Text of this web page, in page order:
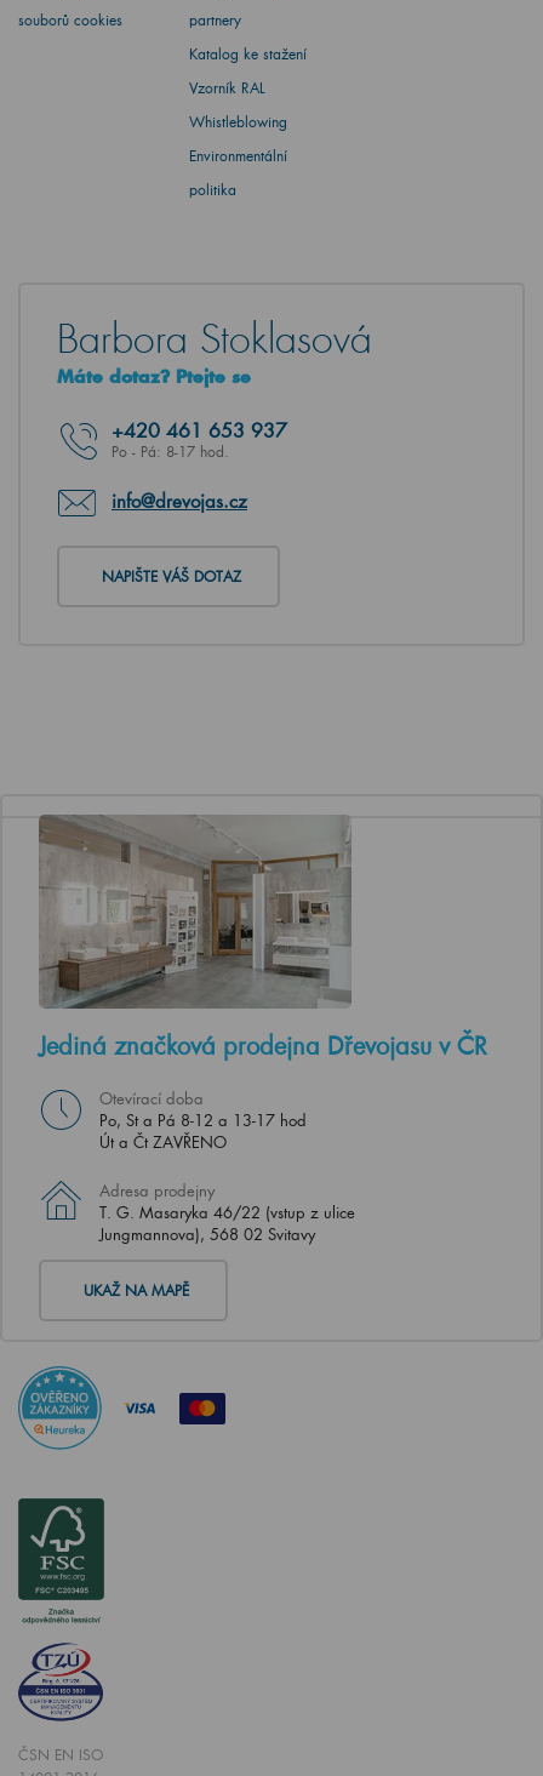
souborů cookies
partnery
Katalog ke stažení
Vzorník RAL
Whistleblowing
Environmentální
politika
Barbora Stoklasová
Máte dotaz? Ptejte se
+420 461 653 937
Po - Pá: 8-17 hod.
info@drevojas.cz
NAPIŠTE VÁŠ DOTAZ
Jediná značková prodejna Dřevojasu v ČR
Otevírací doba
Po, St a Pá 8-12 a 13-17 hod
Út a Čt ZAVŘENO
Adresa prodejny
T. G. Masaryka 46/22 (vstup z ulice
Jungmannova), 568 02 Svitavy
UKAŽ NA MAPĚ
ČSN EN ISO